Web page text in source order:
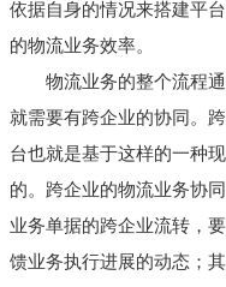
依据自身的情况来搭建平
的物流业务效率。
物流业务的整个流程
就需要有跨企业的协同。
台也就是基于这样的一种
的。跨企业的物流业务协
业务单据的跨企业流转，
馈业务执行进展的动态；